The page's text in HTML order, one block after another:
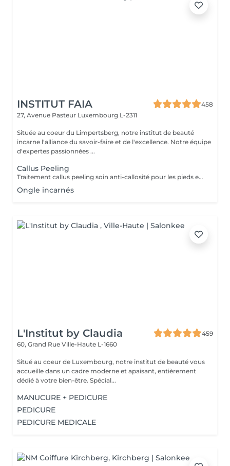
INSTITUT FAIA
458
27, Avenue Pasteur Luxembourg L-2311
Située au coeur du Limpertsberg, notre institut de beauté
incarne l'alliance du savoir-faire et de l'excellence. Notre équipe
d'expertes passionnées ...
Callus Peeling
Traitement callus peeling soin anti-callosité pour les pieds en seulement 15 minutes CALLUSPEELING permet d'éliminer facilement, sans lames ni cutters, les callosités et les fissures, donnant aux pieds une incroyable douceur et une sensation infinie de légèreté.
Ongle incarnés
L'Institut by Claudia
459
60, Grand Rue Ville-Haute L-1660
Situé au coeur de Luxembourg, notre institut de beauté vous
accueille dans un cadre moderne et apaisant, entièrement
dédié à votre bien-être. Spécial...
MANUCURE + PEDICURE
PEDICURE
PEDICURE MEDICALE